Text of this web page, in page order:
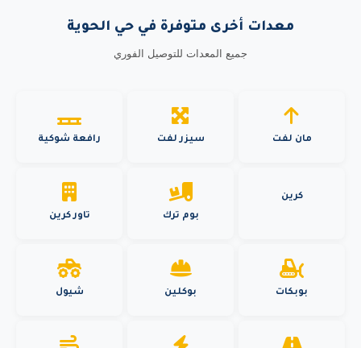
معدات أخرى متوفرة في حي الحوية
جميع المعدات للتوصيل الفوري
مان لفت سيزر لفت رافعة شوكية
كرين
بوم ترك
تاور كرين
بوبكات بوكلين شيول